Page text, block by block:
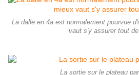
La dalle en 4a est normalement pourvue
vaut s'y assurer tout
La sortie sur le plateau